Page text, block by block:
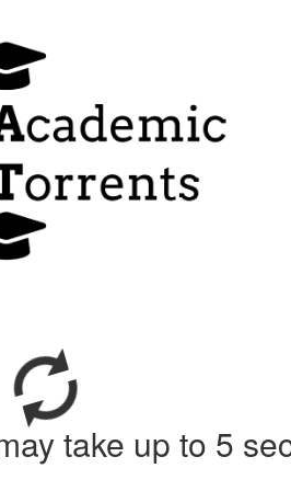
take up to 5